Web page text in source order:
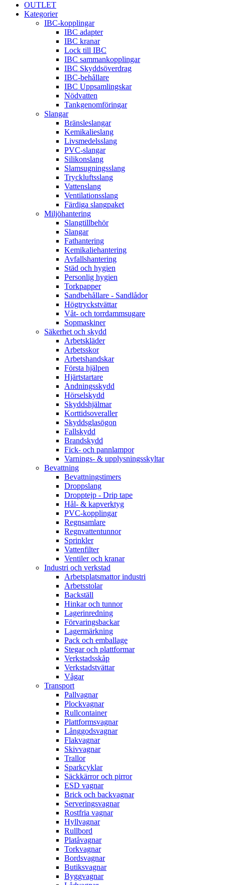
OUTLET
Kategorier
IBC-kopplingar
IBC adapter
IBC kranar
Lock till IBC
IBC sammankopplingar
IBC Skyddsöverdrag
IBC-behållare
IBC Uppsamlingskar
Nödvatten
Tankgenomföringar
Slangar
Bränsleslangar
Kemikalieslang
Livsmedelsslang
PVC-slangar
Silikonslang
Slamsugningsslang
Tryckluftsslang
Vattenslang
Ventilationsslang
Färdiga slangpaket
Miljöhantering
Slangtillbehör
Slangar
Fathantering
Kemikaliehantering
Avfallshantering
Städ och hygien
Personlig hygien
Torkpapper
Sandbehållare - Sandlådor
Högtryckstvättar
Våt- och torrdammsugare
Sopmaskiner
Säkerhet och skydd
Arbetskläder
Arbetsskor
Arbetshandskar
Första hjälpen
Hjärtstartare
Andningsskydd
Hörselskydd
Skyddshjälmar
Korttidsoveraller
Skyddsglasögon
Fallskydd
Brandskydd
Fick- och pannlampor
Varnings- & upplysningsskyltar
Bevattning
Bevattningstimers
Droppslang
Dropptejp - Drip tape
Hål- & kapverktyg
PVC-kopplingar
Regnsamlare
Regnvattentunnor
Sprinkler
Vattenfilter
Ventiler och kranar
Industri och verkstad
Arbetsplatsmattor industri
Arbetsstolar
Backställ
Hinkar och tunnor
Lagerinredning
Förvaringsbackar
Lagermärkning
Pack och emballage
Stegar och plattformar
Verkstadsskåp
Verkstadstvättar
Vågar
Transport
Pallvagnar
Plockvagnar
Rullcontainer
Plattformsvagnar
Långgodsvagnar
Flakvagnar
Skivvagnar
Trallor
Sparkcyklar
Säckkärror och pirror
ESD vagnar
Brick och backvagnar
Serveringsvagnar
Rostfria vagnar
Hyllvagnar
Rullbord
Platåvagnar
Torkvagnar
Bordsvagnar
Butiksvagnar
Byggvagnar